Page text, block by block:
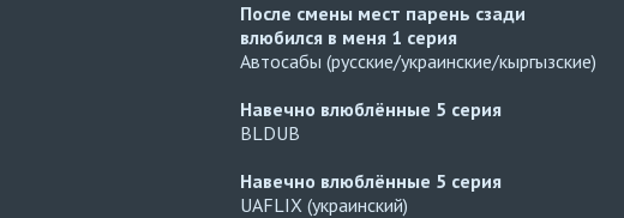
После смены мест парень сзади
влюбился в меня 1 серия
Автосабы (русские/украинские/кыргызские)
Навечно влюблённые 5 серия
BLDUB
Навечно влюблённые 5 серия
UAFLIX (украинский)